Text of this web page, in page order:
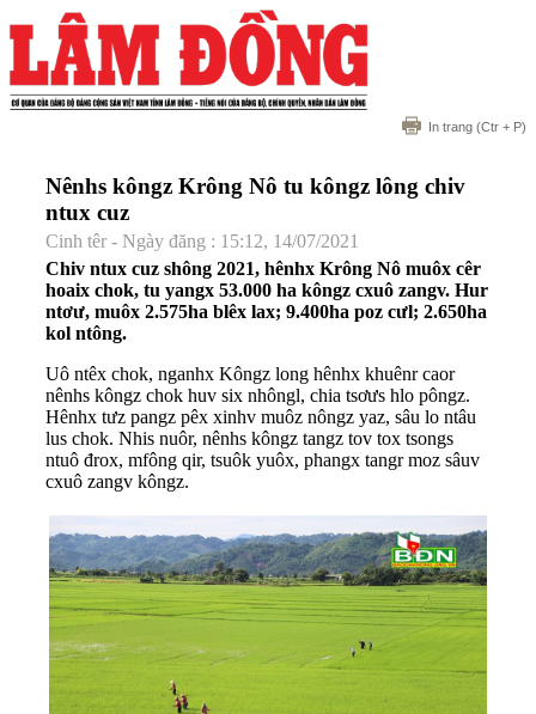
In trang (Ctr + P)
Nênhs kôngz Krông Nô tu kôngz lông chiv
ntux cuz
Cinh têr - Ngày đăng : 15:12, 14/07/2021
Chiv ntux cuz shông 2021, hênhx Krông Nô muôx cêr
hoaix chok, tu yangx 53.000 ha kôngz cxuô zangv. Hur
ntơư, muôx 2.575ha blêx lax; 9.400ha poz cưl; 2.650ha
kol ntông.
Uô ntêx chok, nganhx Kôngz long hênhx khuênr caor
nênhs kôngz chok huv six nhôngl, chia tsơưs hlo pôngz.
Hênhx tưz pangz pêx xinhv muôz nôngz yaz, sâu lo ntâu
lus chok. Nhis nuôr, nênhs kôngz tangz tov tox tsongs
ntuô đrox, mfông qir, tsuôk yuôx, phangx tangr moz sâuv
cxuô zangv kôngz.